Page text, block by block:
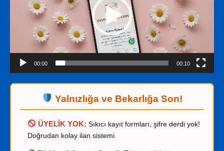
00:00 00:10
Yalnızlığa ve Bekarlığa Son!
ÜYELİK YOK: Sıkıcı kayıt formları, şifre derdi yok!
Doğrudan kolay ilan sistemi.